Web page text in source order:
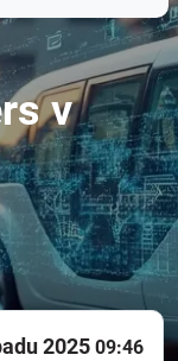
v
2025 09:46